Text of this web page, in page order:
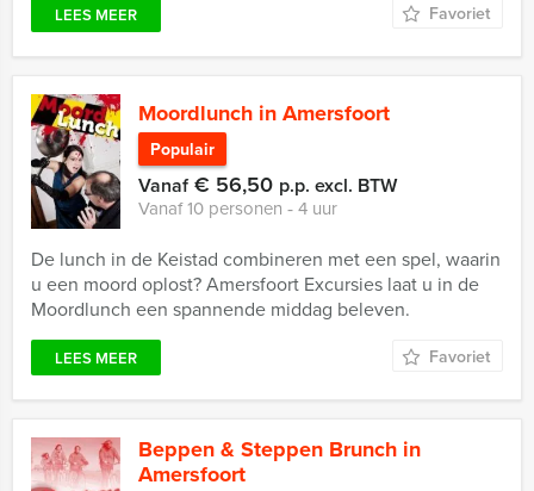
LEES MEER Favoriet
Moordlunch in Amersfoort
Populair
Vanaf€ 56,50 p.p. excl. BTW
Vanaf 10 personen ‐ 4 uur
De lunch in de Keistad combineren met een spel, waarin
u een moord oplost? Amersfoort Excursies laat u in de
Moordlunch een spannende middag beleven.
LEES MEER Favoriet
Beppen & Steppen Brunch in
Amersfoort